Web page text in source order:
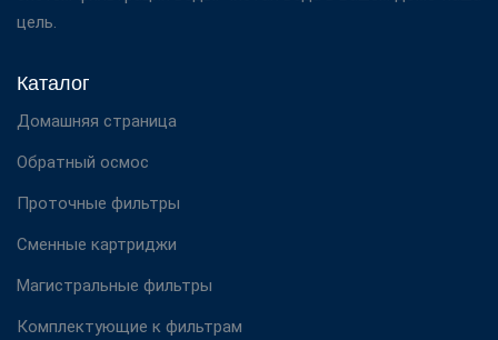
цель.
Каталог
Домашняя страница
Обратный осмос
Проточные фильтры
Сменные картриджи
Магистральные фильтры
Комплектующие к фильтрам